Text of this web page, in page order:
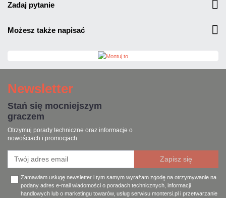
zadaj pytanie
możesz także napisać
Newsletter
Stań się mocniejszym
graczem
Otrzymuj porady techniczne oraz informacje o
nowościach i promocjach
Zamawiam usługę newsletter i tym samym wyrażam zgodę na otrzymywanie na
podany adres e-mail wiadomości o poradach technicznych, informacji
handlowych lub o marketingu towarów, usług serwisu montersi.pl i przetwarzanie